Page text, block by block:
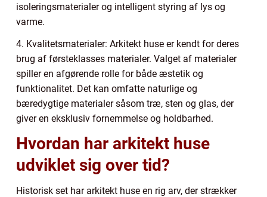
isoleringsmaterialer og intelligent styring af lys og
varme.
4. Kvalitetsmaterialer: Arkitekt huse er kendt for deres
brug af førsteklasses materialer. Valget af materialer
spiller en afgørende rolle for både æstetik og
funktionalitet. Det kan omfatte naturlige og
bæredygtige materialer såsom træ, sten og glas, der
giver en eksklusiv fornemmelse og holdbarhed.
Hvordan har arkitekt huse
udviklet sig over tid?
Historisk set har arkitekt huse en rig arv, der strækker